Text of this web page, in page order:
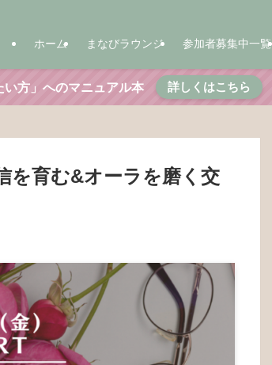
ホーム まなびラウンジ 参加者募集中一覧
い方」へのマニュアル本 詳しくはこちら
を育む&オーラを磨く交